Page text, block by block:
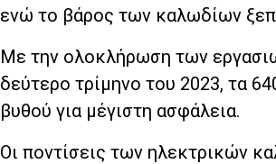
ενώ το βάρος των καλωδίων
Με την ολοκλήρωση των
δεύτερο τρίμηνο του 2023, τα
βυθού για μέγιστη ασφάλεια.
Οι ποντίσεις των ηλεκτρικών